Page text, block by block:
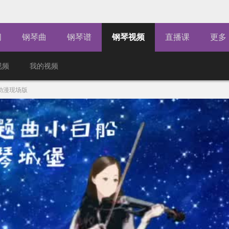
钢琴曲 钢琴谱 钢琴视频 直播课 更多
频 我的视频
漫现场版